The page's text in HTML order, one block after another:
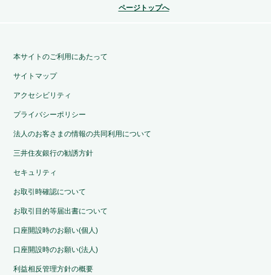
ページトップへ
本サイトのご利用にあたって
サイトマップ
アクセシビリティ
プライバシーポリシー
法人のお客さまの情報の共同利用について
三井住友銀行の勧誘方針
セキュリティ
お取引時確認について
お取引目的等届出書について
口座開設時のお願い(個人)
口座開設時のお願い(法人)
利益相反管理方針の概要